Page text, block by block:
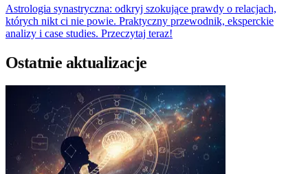
Astrologia synastryczna: odkryj szokujące prawdy o relacjach,
których nikt ci nie powie. Praktyczny przewodnik, eksperckie
analizy i case studies. Przeczytaj teraz!
Ostatnie aktualizacje